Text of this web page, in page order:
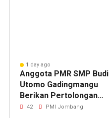
1 day ago
Anggota PMR SMP Budi
Utomo Gadingmangu
Berikan Pertolongan
Pertama kepada Siswi
42 PMI Jombang